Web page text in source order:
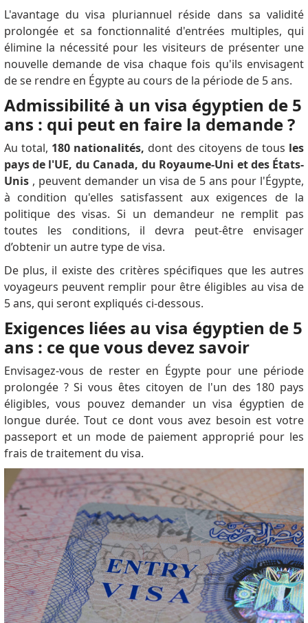
L'avantage du visa pluriannuel réside dans sa validité
prolongée et sa fonctionnalité d'entrées multiples, qui
élimine la nécessité pour les visiteurs de présenter une
nouvelle demande de visa chaque fois qu'ils envisagent
de se rendre en Égypte au cours de la période de 5 ans.
Admissibilité à un visa égyptien de 5
ans : qui peut en faire la demande ?
Au total, 180 nationalités, dont des citoyens de tous les
pays de l'UE, du Canada, du Royaume-Uni et des États-
Unis , peuvent demander un visa de 5 ans pour l'Égypte,
à condition qu'elles satisfassent aux exigences de la
politique des visas.Si un demandeur ne remplit pas
toutes les conditions, il devra peut-être envisager
d’obtenir un autre type de visa.
De plus, il existe des critères spécifiques que les autres
voyageurs peuvent remplir pour être éligibles au visa de
5 ans, qui seront expliqués ci-dessous.
Exigences liées au visa égyptien de 5
ans : ce que vous devez savoir
Envisagez-vous de rester en Égypte pour une période
prolongée ?Si vous êtes citoyen de l'un des 180 pays
éligibles, vous pouvez demander un visa égyptien de
longue durée. Tout ce dont vous avez besoin est votre
passeport et un mode de paiement approprié pour les
frais de traitement du visa.